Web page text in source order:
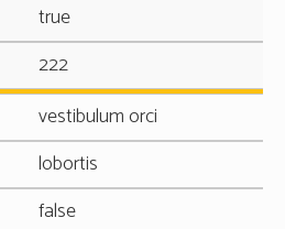
true
222
vestibulum orci
lobortis
false